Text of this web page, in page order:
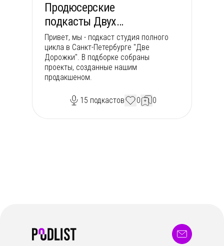
Продюсерские
подкасты Двух
Дорожек
Привет, мы - подкаст студия полного
цикла в Санкт-Петербурге "Две
Дорожки". В подборке собраны
проекты, созданные нашим
продакшеном.
15 подкастов 0 0